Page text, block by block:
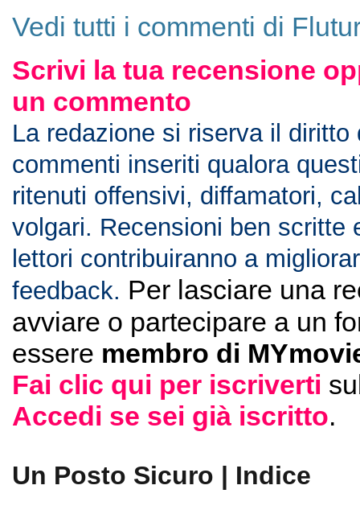
Vedi tutti i commenti di
Scrivi la tua recensione
un commento
La redazione si riserva il diritto
commenti inseriti qualora
ritenuti offensivi, diffamatori,
volgari. Recensioni ben scritte
lettori contribuiranno a
feedback. Per lasciare una
avviare o partecipare a un
essere membro di
Fai clic qui per iscriverti
Accedi se sei già iscritto.
Un Posto Sicuro | Indice